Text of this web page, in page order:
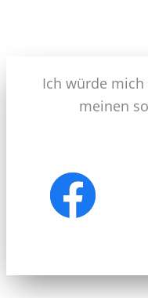
Ich würde
meinen